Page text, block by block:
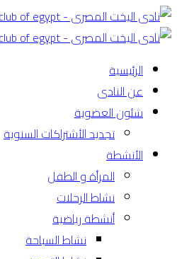
الرئيسية
عن النادى
شئون العضوية
تجديد الأشتراكات السنوية
الأنشطة
المرأة و الطفل
نشاط الرحلات
أنشطة رياضية
نشاط السباحة